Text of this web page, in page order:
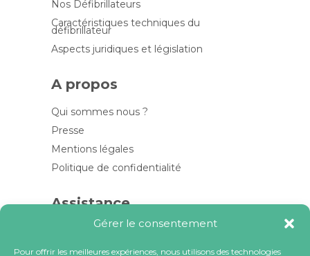
Gérer le consentement
Pour offrir les meilleures expériences, nous utilisons des technologies
Nos Défibrillateurs
Caractéristiques techniques du
défibrillateur
Aspects juridiques et législation
A propos
Qui sommes nous ?
Presse
Mentions légales
Politique de confidentialité
Assistance
Contactez-nous
FAQ